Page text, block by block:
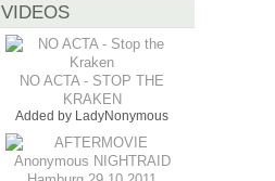
VIDEOS
NO ACTA - STOP THE
KRAKEN
Added by LadyNonymous